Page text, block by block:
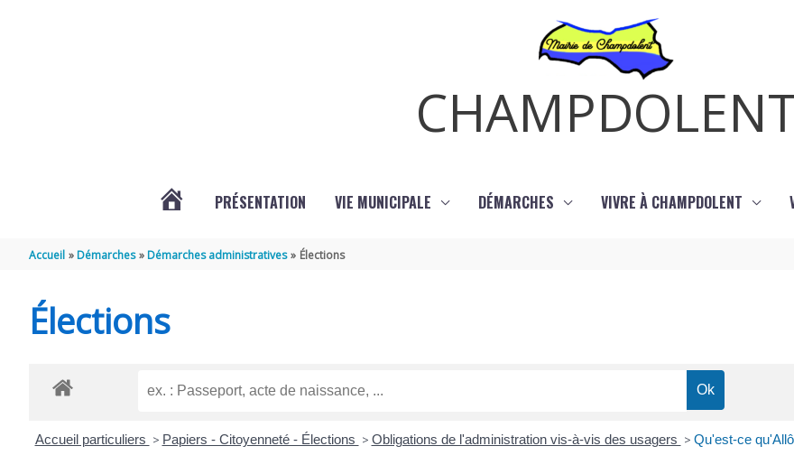
PRÉSENTATION VIE MUNICIPALE DÉMARCHES VIVRE À CHAMPDOLENT
Accueil Démarches Démarches administratives Élections
Élections
Accueil particuliers > Papiers - Citoyenneté - Élections > Obligations de l'administration vis-à-vis des usagers > Qu'est-ce